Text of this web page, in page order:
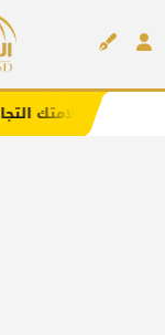
التجارية ويجذب لك